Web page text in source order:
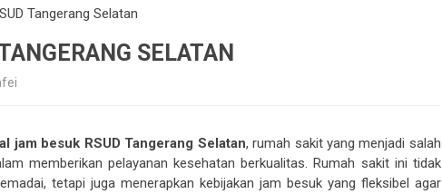
Tangerang Selatan
SELATAN
jam besuk RSUD Tangerang Selatan, rumah sakit yang menjadi salah
memberikan pelayanan kesehatan berkualitas. Rumah sakit ini tidak
tetapi juga menerapkan kebijakan jam besuk yang fleksibel agar